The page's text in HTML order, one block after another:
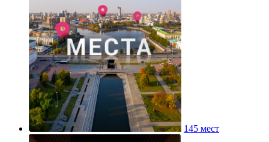
145 мест